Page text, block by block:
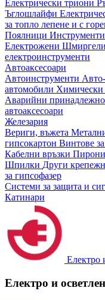
Електрически триони
Ъглошлайфи
за топло лепене и с
Поялници
Електрожени Шмиргели
електроинструменти
Автоаксесоари
Автоинструменти
автомобили Химически
Аварийни
автоаксесоари
Железария
Вериги, въжета
гипсокартон Винтове
Кабелни връзки Пирони
Шпилки Други
за гипсофазер
Системи за защита и
Катинари
Електро
Електро и